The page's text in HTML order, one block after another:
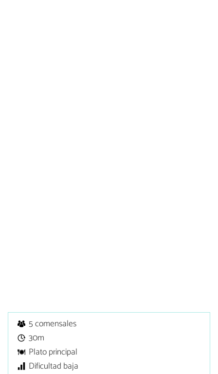
5 comensales
30m
Plato principal
Dificultad baja